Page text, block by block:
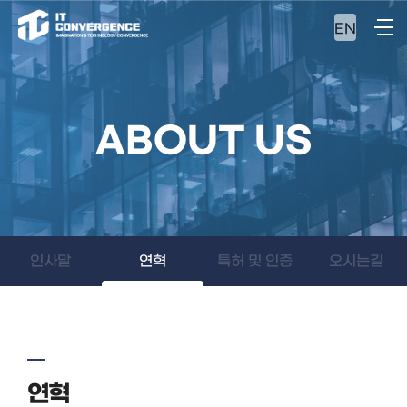
EN
ABOUT US
인사말 연혁 특허 및 인증 오시는길
연혁